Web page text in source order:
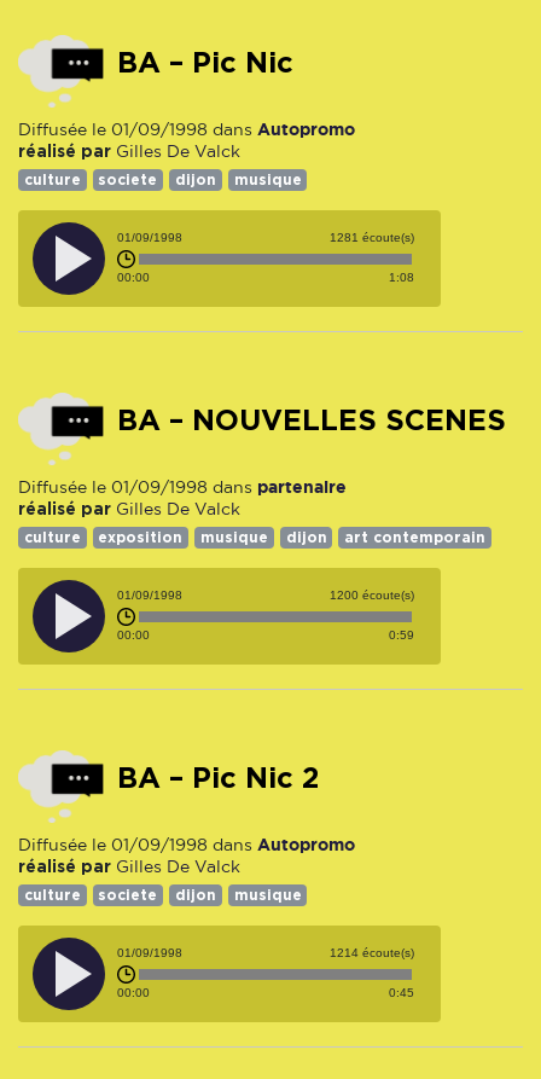
BA – Pic Nic
Diffusée le 01/09/1998 dans Autopromo
réalisé par Gilles De Valck
culture societe dijon musique
01/09/1998 1281 écoute(s)
00:00 1:08
BA – NOUVELLES SCENES
Diffusée le 01/09/1998 dans partenaire
réalisé par Gilles De Valck
culture exposition musique dijon art contemporain
01/09/1998 1200 écoute(s)
00:00 0:59
BA – Pic Nic 2
Diffusée le 01/09/1998 dans Autopromo
réalisé par Gilles De Valck
culture societe dijon musique
01/09/1998 1214 écoute(s)
00:00 0:45